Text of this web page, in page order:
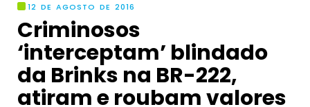
12 DE AGOSTO DE 2016
Criminosos
‘interceptam’ blindado
da Brinks na BR-222,
atiram e roubam valores